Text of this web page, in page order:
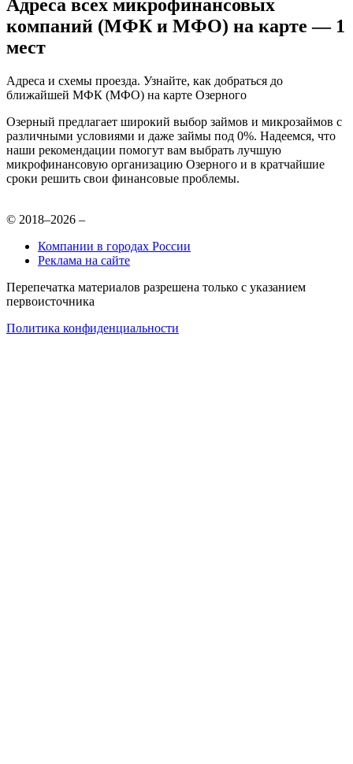
Адреса всех микрофинансовых
компаний (МФК и МФО) на карте — 1
мест
Адреса и схемы проезда. Узнайте, как добраться до
ближайшей МФК (МФО) на карте Озерного
Озерный предлагает широкий выбор займов и микрозаймов с
различными условиями и даже займы под 0%. Надеемся, что
наши рекомендации помогут вам выбрать лучшую
микрофинансовую организацию Озерного и в кратчайшие
сроки решить свои финансовые проблемы.
© 2018–2026 –
Компании в городах России
Реклама на сайте
Перепечатка материалов разрешена только с указанием
первоисточника
Политика конфиденциальности